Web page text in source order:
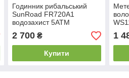
Годинник рибальський
SunRoad FR720A1
водозахист 5АТМ
(барометр, висотомір,
термометр, прогноз
погоди)
2 700₴
Купити
1